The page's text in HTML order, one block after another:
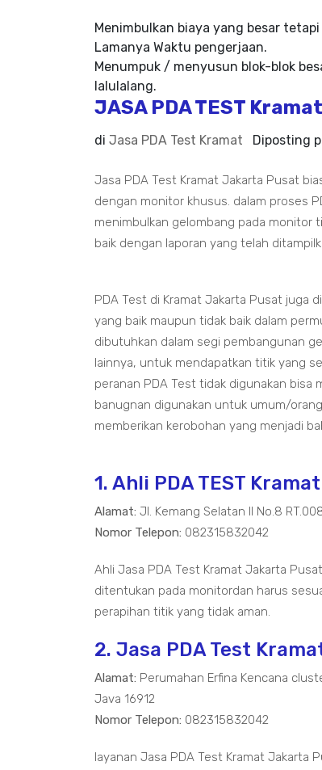
Menimbulkan biaya yang besar
Lamanya Waktu pengerjaan.
Menumpuk / menyusun blok-blok
lalulalang.
JASA PDA TEST
di Jasa PDA Test Kramat Diposting
Jasa PDA Test Kramat Jakarta Pusat
dengan monitor khusus. dalam proses
menimbulkan gelombang pada monitor
baik dengan laporan yang telah
PDA Test di Kramat Jakarta Pusat juga
yang baik maupun tidak baik dalam
dibutuhkan dalam segi pembangunan
lainnya, untuk mendapatkan titik yang
peranan PDA Test tidak digunakan bisa
banugnan digunakan untuk umum/
memberikan kerobohan yang menjadi
1. Ahli PDA TEST
Alamat: Jl. Kemang Selatan II No.8
Nomor Telepon: 082315832042
Ahli Jasa PDA Test Kramat Jakarta
ditentukan pada monitordan harus
perapihan titik yang tidak aman.
2. Jasa PDA Test
Alamat: Perumahan Erfina Kencana
Java 16912
Nomor Telepon: 082315832042
layanan Jasa PDA Test Kramat Jakarta